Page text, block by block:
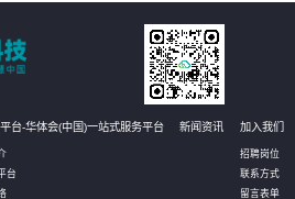
台-华体会(中国)一站式服务平台
台
新闻资讯 加入我们
招聘岗位
联系方式
留言表单